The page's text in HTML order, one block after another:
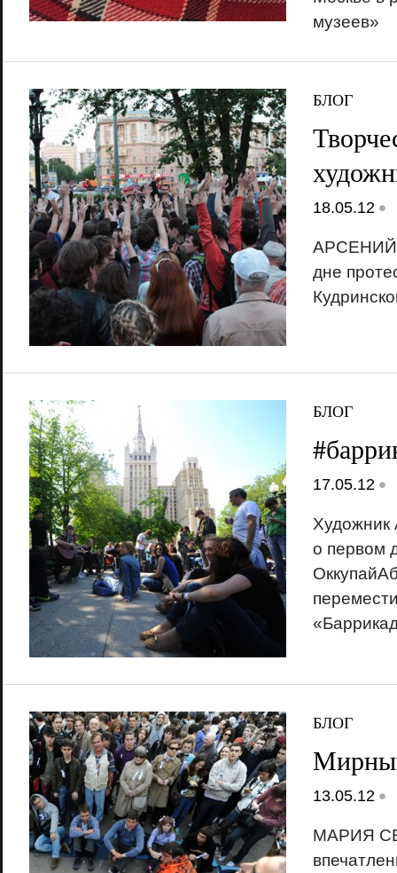
музеев»
БЛОГ
18.05.12 •
АРСЕНИЙ
дне
БЛОГ
17.05.12 •
о первом
БЛОГ
13.05.12 •
МАРИЯ